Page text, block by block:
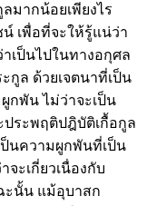
มากน้อยเพียงไร
เพื่อที่จะให้รู้แน่ว่า
เป็นไปในทางอกุศล
กูล ด้วยเจตนาที่เป็น
กพัน ไม่ว่าจะเป็น
ระพฤติปฎิบัติเกื้อกูล
ป็นความผูกพันที่เป็น
จะเกี่ยวเนื่องกับ
ะนั้น แม้อุบาสก